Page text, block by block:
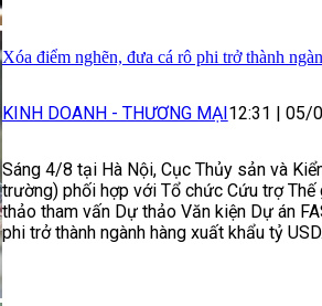
Xóa điểm nghẽn, đưa cá rô phi trở thành
KINH DOANH - THƯƠNG MẠI 12:31 05/
Sáng 4/8 tại Hà Nội, Cục Thủy sản và
trường) phối hợp với Tổ chức Cứu trợ
thảo tham vấn Dự thảo Văn kiện Dự án
phi trở thành ngành hàng xuất khẩu tỷ USD.